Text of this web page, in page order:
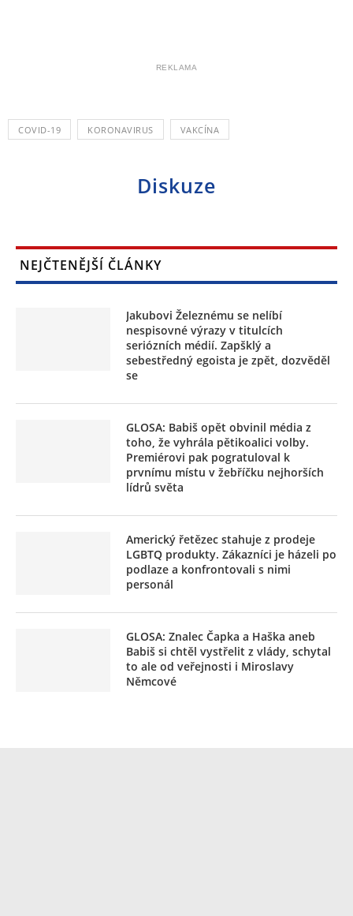
REKLAMA
COVID-19 KORONAVIRUS VAKCÍNA
Diskuze
NEJČTENĚJŠÍ ČLÁNKY
Jakubovi Železnému se nelíbí
nespisovné výrazy v titulcích
seriózních médií. Zapšklý a
sebestředný egoista je zpět, dozvěděl
se
GLOSA: Babiš opět obvinil média z
toho, že vyhrála pětikoalici volby.
Premiérovi pak pogratuloval k
prvnímu místu v žebříčku nejhorších
lídrů světa
Americký řetězec stahuje z prodeje
LGBTQ produkty. Zákazníci je házeli po
podlaze a konfrontovali s nimi
personál
GLOSA: Znalec Čapka a Haška aneb
Babiš si chtěl vystřelit z vlády, schytal
to ale od veřejnosti i Miroslavy
Němcové